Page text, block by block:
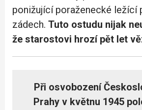
ponižující poraženecké ležící
zádech. Tuto ostudu nijak
že starostovi hrozí pět let
Při osvobození
Prahy v květnu 1945